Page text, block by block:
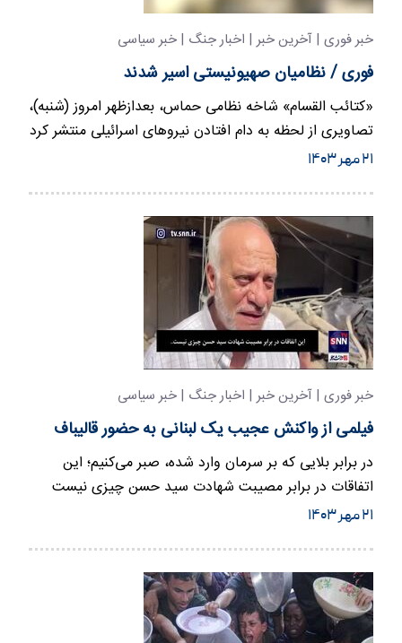
خبر فوری | آخرین خبر | اخبار جنگ | خبر سیاسی
فوری / نظامیان صهیونیستی اسیر شدند
«کتائب القسام» شاخه نظامی حماس، بعدازظهر امروز (شنبه)،
تصاویری از لحظه به دام افتادن نیروهای اسرائیلی منتشر کرد
که…
۲۱ مهر ۱۴۰۳
خبر فوری | آخرین خبر | اخبار جنگ | خبر سیاسی
فیلمی از واکنش عجیب یک لبنانی به حضور قالیباف
در برابر بلایی که بر سرمان وارد شده، صبر می‌کنیم؛ این
اتفاقات در برابر مصیبت شهادت سید حسن چیزی نیست
۲۱ مهر ۱۴۰۳